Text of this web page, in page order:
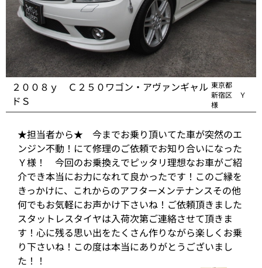
２００８ｙ Ｃ２５０ワゴン・アヴァンギャル
ドＳ
東京都
新宿区 Ｙ
様
★担当者から★ 今までお乗り頂いてた車が突然のエ
ンジン不動！にて修理のご依頼でお知り合いになった
Ｙ様！ 今回のお乗換えでピッタリ理想なお車がご紹
介でき本当にお力になれて良かったです！このご縁を
きっかけに、これからのアフターメンテナンスその他
何でもお気軽にお声かけ下さいね！ご依頼頂きました
スタットレスタイヤは入荷次第ご連絡させて頂きま
す！心に残る思い出をたくさん作りながら楽しくお乗
り下さいね！この度は本当にありがとうございまし
た！！